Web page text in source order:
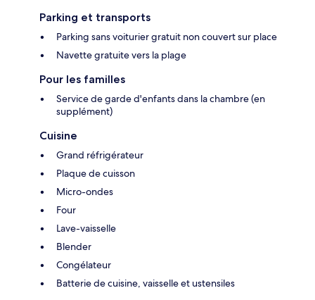
Parking et transports
Parking sans voiturier gratuit non couvert sur place
Navette gratuite vers la plage
Pour les familles
Service de garde d'enfants dans la chambre (en
supplément)
Cuisine
Grand réfrigérateur
Plaque de cuisson
Micro-ondes
Four
Lave-vaisselle
Blender
Congélateur
Batterie de cuisine, vaisselle et ustensiles